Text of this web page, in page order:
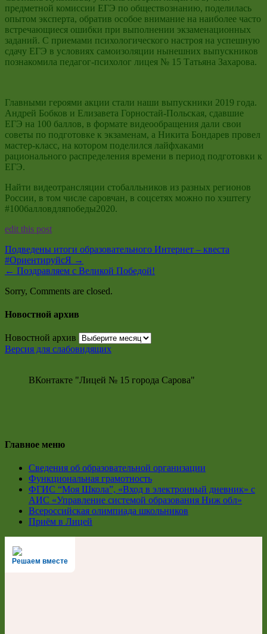
предметной комиссии ЕГЭ по обществознанию, поделилась
опытом эксперта, обратив особое внимание на наиболее часто
встречающиеся ошибки при выполнении экзаменационных
заданий. С приемами психологического настроя на успешную
сдачу ЕГЭ в условиях самоизоляции нынешних выпускников
познакомила педагог-психолог лицея № 15 Татьяна Захарова.
Главными героями акции стали наши выпускники 2019 года.
Андрей Бобков и Елизавета Горностай-Польская, сдавшие
ЕГЭ на 100 баллов, в формате видеообращения дали свои
советы по подготовке к экзаменам, а Никита Бондарев провел
мастер-класс, на котором поделился лайфхаками
рационального распределения времени в период подготовки к
ЕГЭ.
Найти видеотрансляции стобалльников из разных регионов
России, в том числе саровчан, в соцсетях можно по хэштегу
#100балловдляпобеды2020.
edit this post
Подведены итоги образовательного Интернет – квеста
#ОриентируйсЯ →
← Поздравляем с Великой Победой!
Sorry, Comments are closed.
Новостной архив
Новостной архив
Версия для слабовидящих
ВКонтакте "Лицей № 15 города Сарова"
Главное меню
Сведения об образовательной организации
Функциональная грамотность
ФГИС “Моя Школа”, «Вход в электронный дневник» с
АИС «Управление системой образования Ниж обл»
Всероссийская олимпиада школьников
Приём в Лицей
Решаем вместе